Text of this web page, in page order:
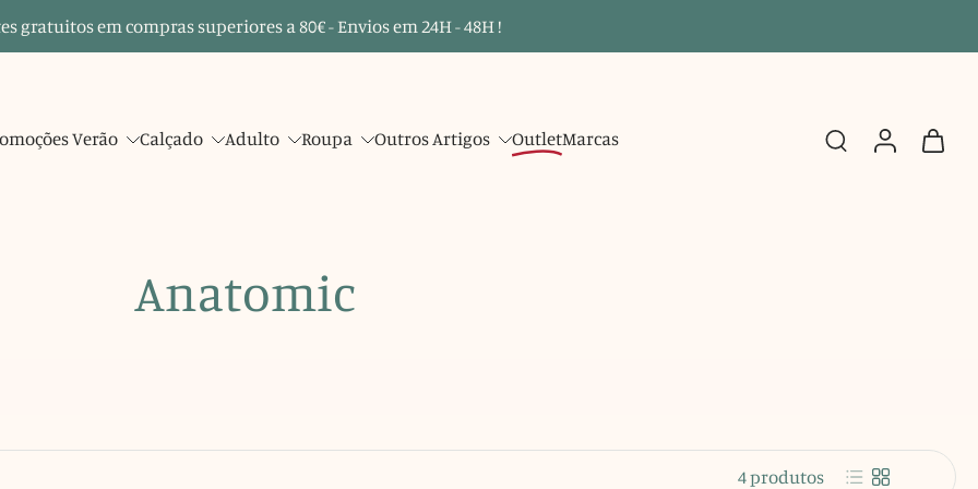
gratuitos em compras superiores a 80€ - Envios em 24H - 48H !
Verão Calçado Adulto Roupa Outros Artigos OutletMarcas
Anatomic
4 produtos